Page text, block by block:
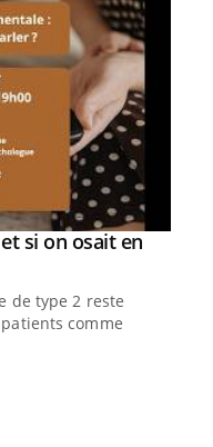
si on osait en
de type 2 reste
comme